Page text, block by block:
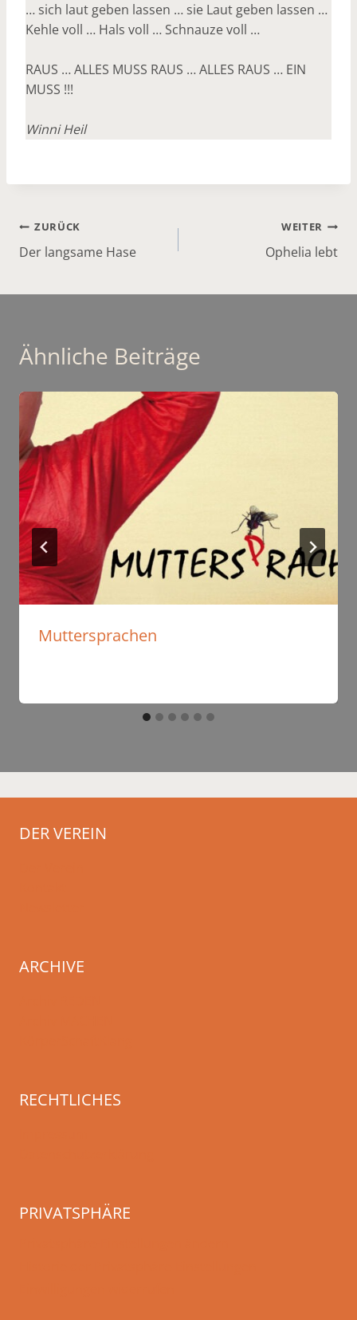
… sich laut geben lassen … sie Laut geben lassen …
Kehle voll … Hals voll … Schnauze voll …
RAUS … ALLES MUSS RAUS … ALLES RAUS … EIN
MUSS !!!
Winni Heil
Beitrags-
Navigation
ZURÜCK
Der langsame Hase
WEITER
Ophelia lebt
Ähnliche Beiträge
Muttersprachen
DER VEREIN
ARCHIVE
RECHTLICHES
PRIVATSPHÄRE